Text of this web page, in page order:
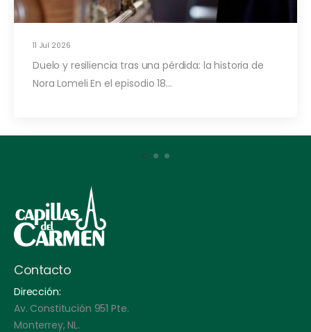
11 Jul 2026
Duelo y resiliencia tras una pérdida: la historia de
Nora Lomeli En el episodio 18…
Contacto
Dirección:
Av. Constitución 951 Pte.
Monterrey, NL.